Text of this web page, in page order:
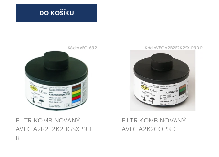
Kód:AVEC1632
FILTR KOMBINOVANÝ
AVEC A2B2E2K2HGSXP3D
R
Kód: AVEC A2B2E2K2SX-P3D R
FILTR KOMBINOVANÝ
AVEC A2K2COP3D